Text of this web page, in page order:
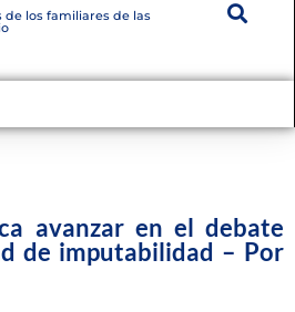
de los familiares de las
avanzar en el debate
de imputabilidad – Por